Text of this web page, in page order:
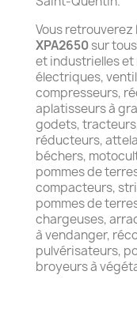
Vous retrouverez
XPA2650sur
et industrielles
électriques,
compresseurs,
aplatisseurs à
godets,
réducteurs,
béchers,
pommes de
compacteurs,
pommes de
chargeuses,
à vendanger,
pulvérisateurs,
broyeurs à